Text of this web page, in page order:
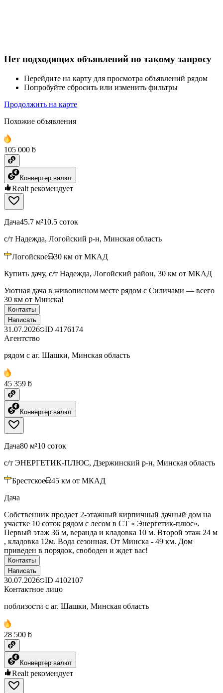
Нет подходящих объявлений по такому запросу
Перейдите на карту для просмотра объявлений рядом
Попробуйте сбросить или изменить фильтры
Продолжить на карте
Похожие объявления
105 000 ƃ
Конвертер валют
Realt рекомендует
Дача45.7 м²10.5 соток
с/т Надежда, Логойский р-н, Минская область
Логойское 30 км от МКАД
Купить дачу, с/т Надежда, Логойский район, 30 км от МКАД
Уютная дача в живописном месте рядом с Силичами — всего
30 км от Минска!
Контакты
Написать
31.07.2026 ID 4176174
Агентство
рядом с аг. Шашки, Минская область
45 359 ƃ
Конвертер валют
Дача80 м²10 соток
с/т ЭНЕРГЕТИК-ПЛЮС, Дзержинский р-н, Минская область
Брестское 45 км от МКАД
Дача
Собственник продает 2-этажный кирпичный дачный дом на
участке 10 соток рядом с лесом в СТ « Энергетик-плюс».
Первый этаж 36 м, веранда и кладовка 10 м. Второй этаж 24 м
, кладовка 12м. Вода сезонная. От Минска - 49 км. Дом
приведен в порядок, свободен и ждет вас!
Контакты
Написать
30.07.2026 ID 4102107
Контактное лицо
поблизости с аг. Шашки, Минская область
28 500 ƃ
Конвертер валют
Realt рекомендует